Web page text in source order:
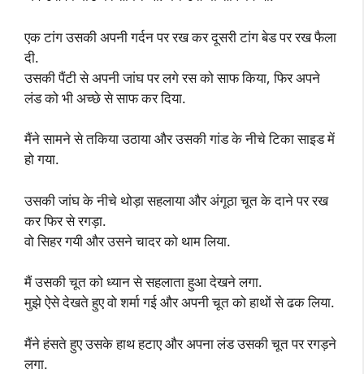
एक टांग उसकी अपनी गर्दन पर रख कर दूसरी टांग बेड पर रख फैला
दी.
उसकी पैंटी से अपनी जांघ पर लगे रस को साफ किया, फिर अपने
लंड को भी अच्छे से साफ कर दिया.
मैंने सामने से तकिया उठाया और उसकी गांड के नीचे टिका साइड में
हो गया.
उसकी जांघ के नीचे थोड़ा सहलाया और अंगूठा चूत के दाने पर रख
कर फिर से रगड़ा.
वो सिहर गयी और उसने चादर को थाम लिया.
मैं उसकी चूत को ध्यान से सहलाता हुआ देखने लगा.
मुझे ऐसे देखते हुए वो शर्मा गई और अपनी चूत को हाथों से ढक लिया.
मैंने हंसते हुए उसके हाथ हटाए और अपना लंड उसकी चूत पर रगड़ने
लगा.